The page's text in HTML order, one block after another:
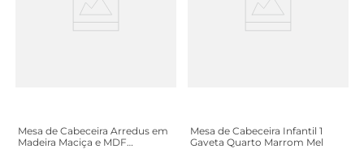
Mesa de Cabeceira Arredus em
Madeira Maciça e MDF
Mesa de Cabeceira Infantil 1
Gaveta Quarto Marrom Mel